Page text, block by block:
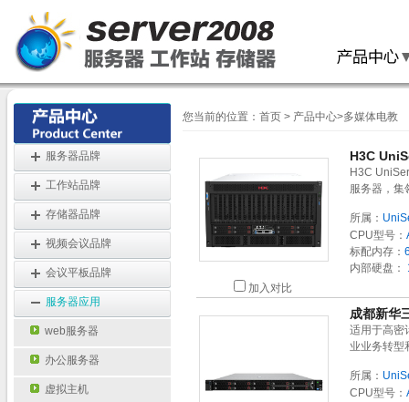
服务器品牌
工作站品牌
存储器品牌
视频会议品牌
会议平板品牌
服务器应用
web服务器
办公服务器
虚拟主机
您当前的位置： 首页 > 产品中心>多媒体电教
加入对比
H3C
H3C
服务器，集
所属：
CPU型号：
标配内存：
内部硬盘：
成都新华
适用于高密
业业务转型
所属：
CPU型号：